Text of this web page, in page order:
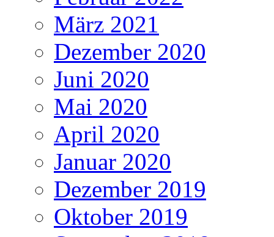
März 2021
Dezember 2020
Juni 2020
Mai 2020
April 2020
Januar 2020
Dezember 2019
Oktober 2019